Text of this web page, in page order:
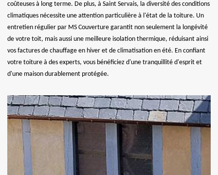
coûteuses à long terme. De plus, à Saint Servais, la diversité des conditions
climatiques nécessite une attention particulière à l'état de la toiture. Un
entretien régulier par MS Couverture garantit non seulement la longévité
de votre toit, mais aussi une meilleure isolation thermique, réduisant ainsi
vos factures de chauffage en hiver et de climatisation en été. En confiant
votre toiture à des experts, vous bénéficiez d'une tranquillité d'esprit et
d'une maison durablement protégée.